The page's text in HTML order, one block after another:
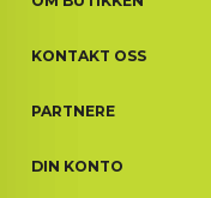
KONTAKT OSS
PARTNERE
DIN KONTO